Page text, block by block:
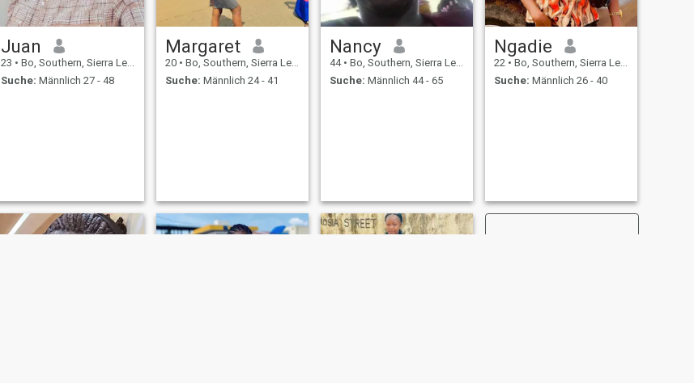
Juan
23 • Bo, Southern, Sierra Leone
Suche: Männlich 27 - 48
Margaret
20 • Bo, Southern, Sierra Leone
Suche: Männlich 24 - 41
Nancy
44 • Bo, Southern, Sierra Leone
Suche: Männlich 44 - 65
Ngadie
22 • Bo, Southern, Sierra Leone
Suche: Männlich 26 - 40